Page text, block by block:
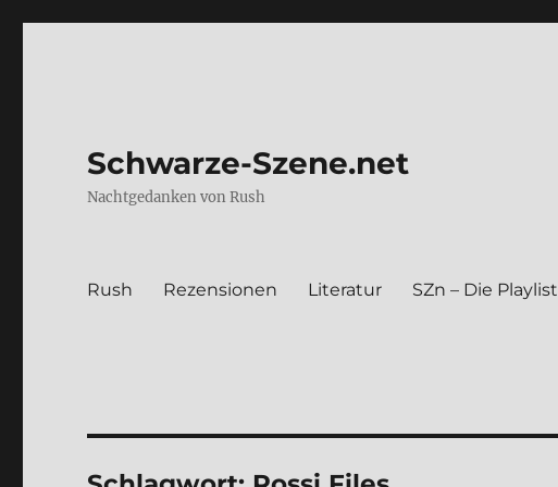
Schwarze-Szene.net
Nachtgedanken von Rush
Rush Rezen­sio­nen Lite­ra­tur SZn – Die Play­list